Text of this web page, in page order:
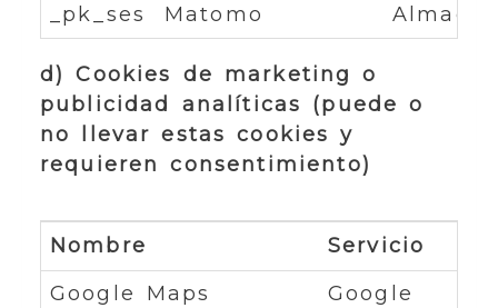
_pk_ses
Matomo
d) Cookies de marketing o
publicidad analíticas (puede o
no llevar estas cookies y
requieren consentimiento)
Nombre
Servicio
Google Maps
Google